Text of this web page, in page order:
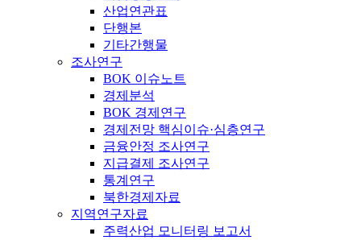
산업연관표
단행본
기타간행물
조사연구
BOK 이슈노트
경제분석
BOK 경제연구
경제전망 핵심이슈·심층연구
금융안정 조사연구
지급결제 조사연구
통계연구
북한경제자료
지역연구자료
주력산업 모니터링 보고서